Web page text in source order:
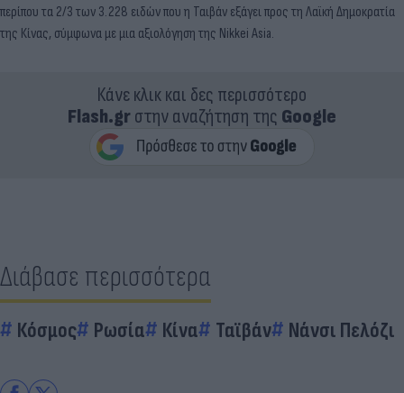
περίπου τα 2/3 των 3.228 ειδών που η Ταιβάν εξάγει προς τη Λαϊκή Δημοκρατία
της Κίνας, σύμφωνα με μια αξιολόγηση της Nikkei Asia.
Κάνε κλικ και δες περισσότερο
Flash.grστην αναζήτηση της Google
Διάβασε περισσότερα
Κόσμος Ρωσία Κίνα Ταϊβάν Νάνσι Πελόζι